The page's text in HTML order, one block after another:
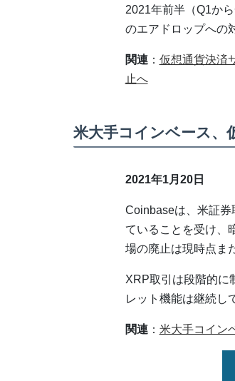
2021年前半（Q1か
のエアドロップへの
関連： 仮想通貨決済
止へ
米大手コインベース、
2021年1月20日
Coinbaseは、米証券
ていることを受け、
場の廃止は現時点ま
XRP取引は段階的に
レット機能は継続し
関連： 米大手コイン